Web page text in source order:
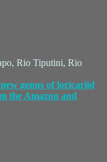
Rio Tiputini, Rio
genus of loricariid
the Amazon and